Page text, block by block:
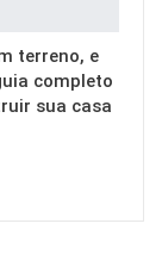
terreno, e
completo
sua casa